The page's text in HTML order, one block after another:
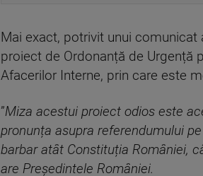
Mai exact, potrivit unui
proiect de Ordonanță de Urgență
Afacerilor Interne, prin care este
”Miza acestui proiect odios este
pronunța asupra referendumului
barbar atât Constituția României,
are Președintele României.